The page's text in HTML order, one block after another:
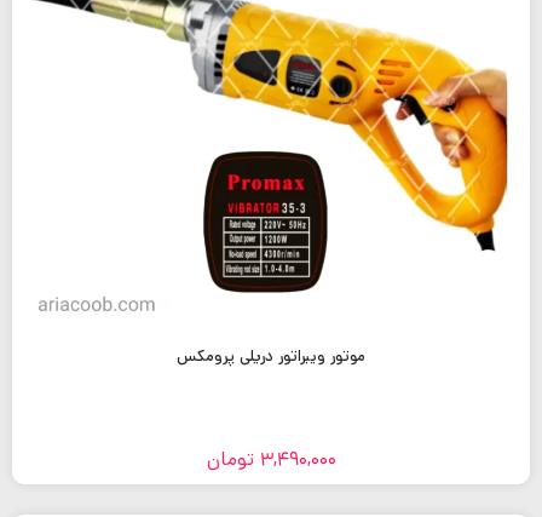
موتور ویبراتور دریلی پرومکس
3,490,000 تومان